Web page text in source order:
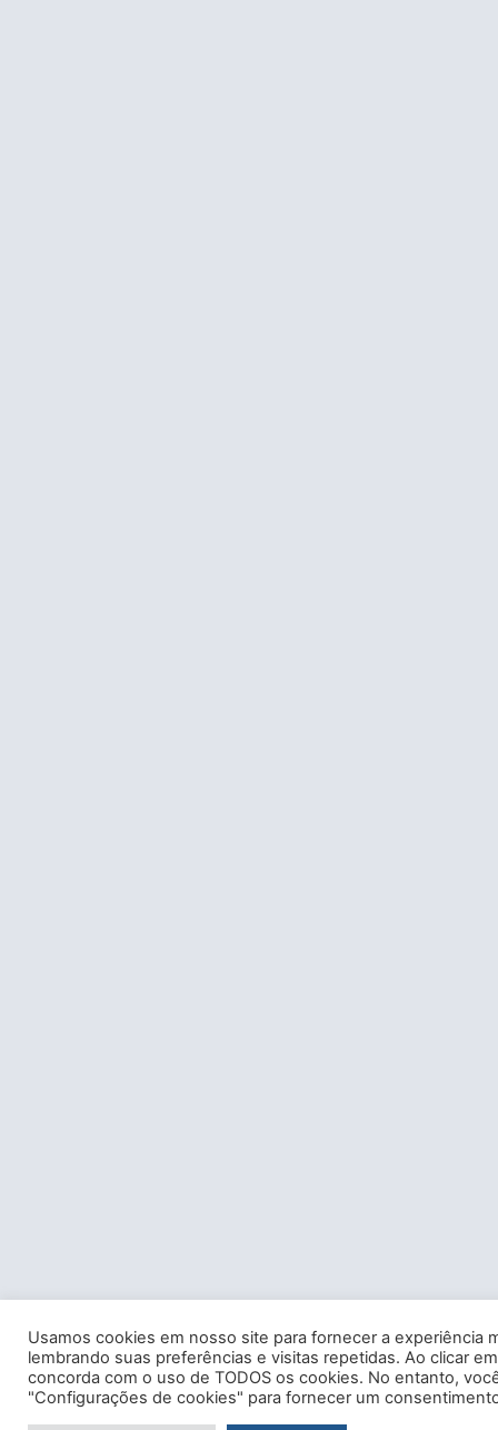
Usamos cookies em nosso site para fornecer a experiência
lembrando suas preferências e visitas repetidas. Ao clicar
concorda com o uso de TODOS os cookies. No entanto,
"Configurações de cookies" para fornecer um